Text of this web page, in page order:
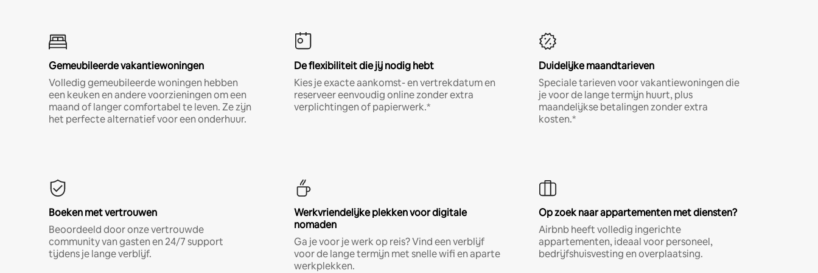
Gemeubileerde vakantiewoningen
Volledig gemeubileerde woningen hebben
een keuken en andere voorzieningen om een
maand of langer comfortabel te leven. Ze zijn
het perfecte alternatief voor een onderhuur.
De flexibiliteit die jij nodig hebt
Kies je exacte aankomst- en vertrekdatum en
reserveer eenvoudig online zonder extra
verplichtingen of papierwerk.*
Duidelijke maandtarieven
Speciale tarieven voor vakantiewoningen die
je voor de lange termijn huurt, plus
maandelijkse betalingen zonder extra
kosten.*
Boeken met vertrouwen
Beoordeeld door onze vertrouwde
community van gasten en 24/7 support
tijdens je lange verblijf.
Werkvriendelijke plekken voor digitale
nomaden
Ga je voor je werk op reis? Vind een verblijf
voor de lange termijn met snelle wifi en aparte
werkplekken.
Op zoek naar appartementen met diensten?
Airbnb heeft volledig ingerichte
appartementen, ideaal voor personeel,
bedrijfshuisvesting en overplaatsing.